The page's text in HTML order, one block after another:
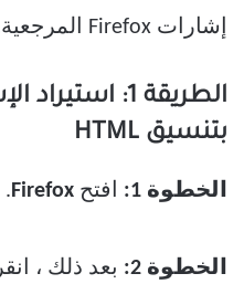
إشارات Firefox المرجعية.
الطريقة 1:
بتنسيق HTML
الخطوة 1: افتح Firefox
.
الخطوة 2: بعد ذلك ،